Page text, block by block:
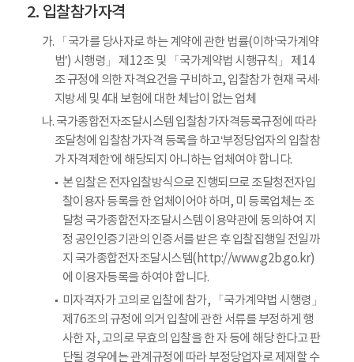
입찰참가자격
가. 「국가를 당사자로 하는 계약에 관한 법률(이하‘국가계약
법’) 시행령」 제12조 및 「국가계약법 시행규칙」 제14
조 규정에 의한 자격요건을 구비하고, 입찰참가 현재 국세·
지방세 및 4대 보험에 대한 체납이 없는 업체
나. 국가종합전자조달시스템 입찰참가자격등록규정에 따라
조달청에 입찰참가자격 등록을 하고‘부정당업자의 입찰참
가 자격제한’에 해당되지 아니하는 업체여야 합니다.
본 입찰은 전자입찰방식으로 진행되므로 조달청전자입
찰이용자 등록을 한 업체이어야 하며, 미 등록업체는 조
달청 국가종합전자조달시스템 이용약관에 동의하여 지
정 공인인증기관의 인증서를 받은 후 입찰집행일 전일까
지 국가종합전자조달시스템(http://www.g2b.go.kr)
에 이용자등록을 하여야 합니다.
미자격자가 고의로 입찰에 참가, 「국가계약법 시행령」
제76조의 규정에 의거 입찰에 관한 서류를 부정하게 행
사한 자, 고의로 무효의 입찰을 한 자 등에 해당 한다고 판
단될 경우에는 관계규정에 따라 부정당업자로 제재할 수